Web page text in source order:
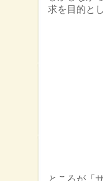
求を目的と
ところが「